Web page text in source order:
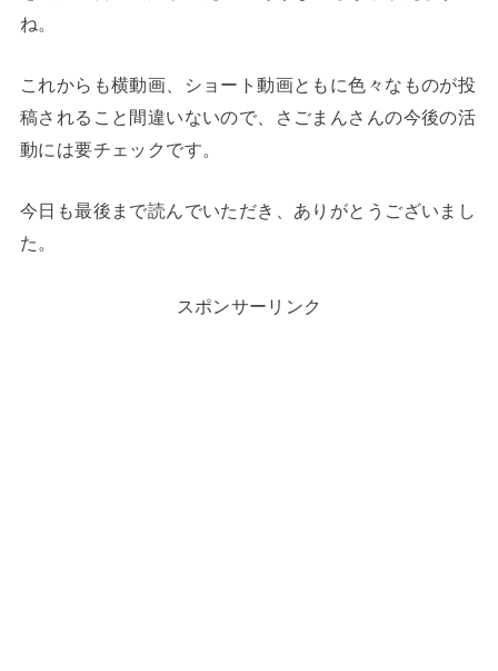
ね。
これからも横動画、ショート動画ともに色々なものが投
稿されること間違いないので、さごまんさんの今後の活
動には要チェックです。
今日も最後まで読んでいただき、ありがとうございまし
た。
スポンサーリンク